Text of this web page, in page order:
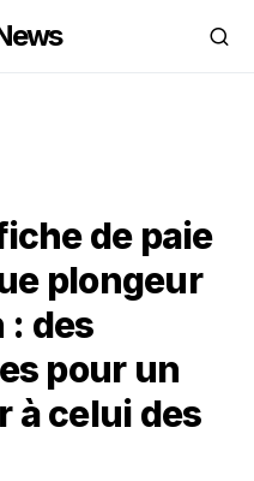
de paie
plongeur
: des
pour un
à celui des